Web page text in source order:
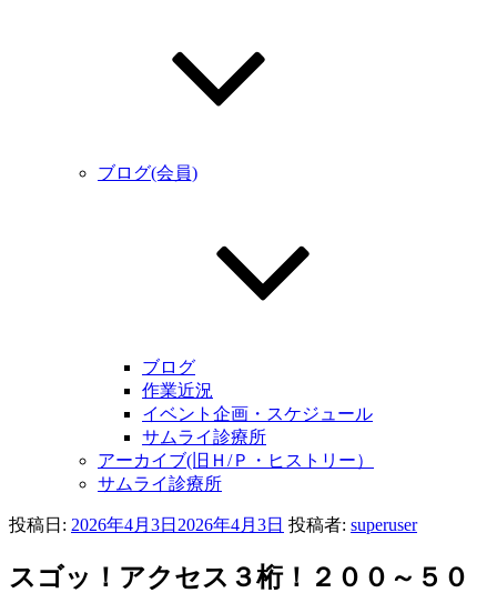
ブログ(会員)
ブログ
作業近況
イベント企画・スケジュール
サムライ診療所
アーカイブ(旧Ｈ/Ｐ・ヒストリー）
サムライ診療所
投稿日: 2026年4月3日 2026年4月3日 投稿者: superuser
スゴッ！アクセス３桁！２００～５０